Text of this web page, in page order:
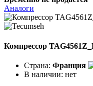
Аналоги
Компрессор
Страна: Франция
В наличии: нет